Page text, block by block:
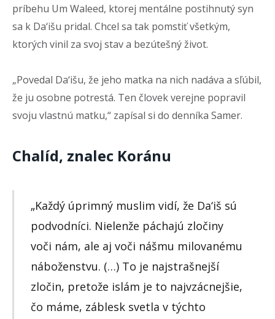
príbehu Um Waleed, ktorej mentálne postihnutý syn
sa k Da‘išu pridal. Chcel sa tak pomstiť všetkým,
ktorých vinil za svoj stav a bezútešný život.
„Povedal Da‘išu, že jeho matka na nich nadáva a sľúbil,
že ju osobne potrestá. Ten človek verejne popravil
svoju vlastnú matku,“ zapísal si do denníka Samer.
Chalíd, znalec Koránu
„Každý úprimný muslim vidí, že Da‘iš sú
podvodníci. Nielenže páchajú zločiny
voči nám, ale aj voči nášmu milovanému
náboženstvu. (…) To je najstrašnejší
zločin, pretože islám je to najvzácnejšie,
čo máme, záblesk svetla v týchto